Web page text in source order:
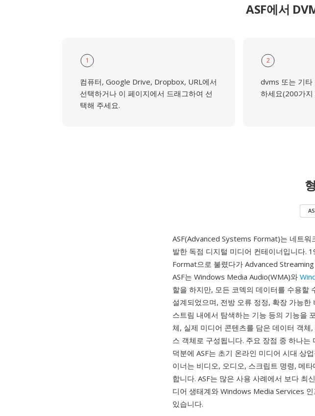
ASF에서
1
컴퓨터, Google Drive, Dropbox, URL에서
선택하거나 이 페이지에서 드래그하여 선
택해 주세요.
2
dvms 또는 기타
하세요(200가지
ASF(Advanced Systems Format)는 네트
발한 독점 디지털 미디어 컨테이너입니다.
Format으로 불렸다가 Advanced
ASF는 Windows Media Audio(WMA)와
할을 하지만, 모든 코덱의 데이터를 수용할
설계되었으며, 전방 오류 정정, 확장 가능
스트림 내에서 탐색하는 기능 등의 기능을
체, 실제 미디어 콘텐츠를 담은 데이터 객
스 객체로 구성됩니다. 주요 장점 중 하나
덕분에 ASF는 초기 온라인 미디어 시대 상
이너는 비디오, 오디오, 스크립트 명령, 메
합니다. ASF는 많은 사용 사례에서 보다 최
디어 생태계와 Windows Media Services
있습니다.